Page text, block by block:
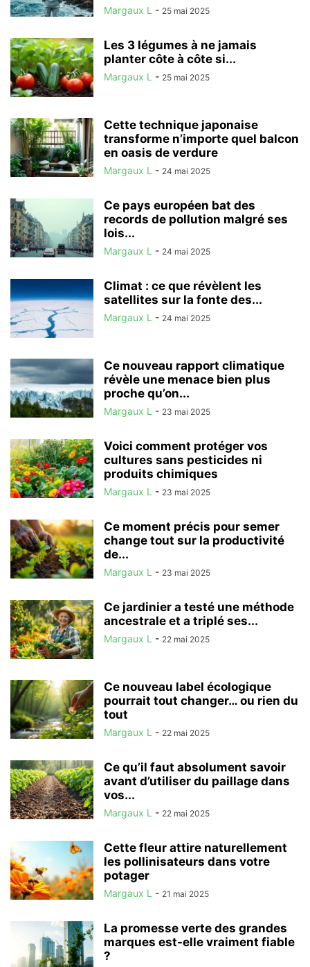
Margaux L - 25 mai 2025
Les 3 légumes à ne jamais
planter côte à côte si...
Margaux L - 25 mai 2025
Cette technique japonaise
transforme n’importe quel balcon
en oasis de verdure
Margaux L - 24 mai 2025
Ce pays européen bat des
records de pollution malgré ses
lois...
Margaux L - 24 mai 2025
Climat : ce que révèlent les
satellites sur la fonte des...
Margaux L - 24 mai 2025
Ce nouveau rapport climatique
révèle une menace bien plus
proche qu’on...
Margaux L - 23 mai 2025
Voici comment protéger vos
cultures sans pesticides ni
produits chimiques
Margaux L - 23 mai 2025
Ce moment précis pour semer
change tout sur la productivité
de...
Margaux L - 23 mai 2025
Ce jardinier a testé une méthode
ancestrale et a triplé ses...
Margaux L - 22 mai 2025
Ce nouveau label écologique
pourrait tout changer… ou rien du
tout
Margaux L - 22 mai 2025
Ce qu’il faut absolument savoir
avant d’utiliser du paillage dans
vos...
Margaux L - 22 mai 2025
Cette fleur attire naturellement
les pollinisateurs dans votre
potager
Margaux L - 21 mai 2025
La promesse verte des grandes
marques est-elle vraiment fiable
?